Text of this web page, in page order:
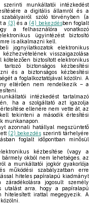
szerinti munkáltatói intézkedést
a digitális államról és a
szóló törvényben (a
a (3) és a (4) bekezdésben foglalt
a felhasználóra vonatkozó
ügyintézést biztosító
is alkalmazni kell.
jognyilatkozatok elektronikus
visszaigazolása
kötelezően biztosított elektronikus
biztonságos kézbesítési
és a biztonságos kézbesítési
a foglalkoztatójával közölni. A
eltérően nem rendelkezik – a
intézkedést tartalmazó
ha a szolgáltató azt igazolja
ellenére nem vette át, az
tekinteni a második értesítési
munkanapon.
azonnali hatállyal megszüntető
(2) bekezdés szerinti tárhelyére
foglalt időpontban minősül
kézbesítése (vagy a
okból nem lehetséges, az
a munkáltatói jogkör gyakorlója
működési szabályzatban erre
hiteles papíralapú kiadmányt
jogosult személy
utalást arra, hogy a papíralapú
hitelesített irattal megegyezik. A